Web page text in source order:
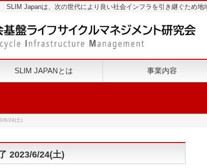
SLIM Japanは、次の世代により良い社会インフラを引き継ぐため地
SLIM JAPANとは 事業内容
6/24(土)
2023/6/24(土)